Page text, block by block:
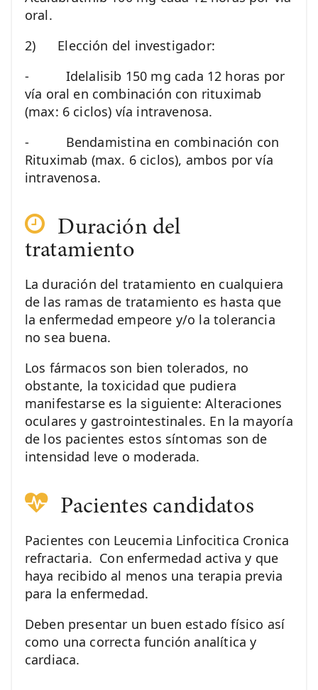
oral.
2) Elección del investigador:
- Idelalisib 150 mg cada 12 horas por
vía oral en combinación con rituximab
(max: 6 ciclos) vía intravenosa.
- Bendamistina en combinación con
Rituximab (max. 6 ciclos), ambos por vía
intravenosa.
Duración del
tratamiento
La duración del tratamiento en cualquiera
de las ramas de tratamiento es hasta que
la enfermedad empeore y/o la tolerancia
no sea buena.
Los fármacos son bien tolerados, no
obstante, la toxicidad que pudiera
manifestarse es la siguiente: Alteraciones
oculares y gastrointestinales. En la mayoría
de los pacientes estos síntomas son de
intensidad leve o moderada.
Pacientes candidatos
Pacientes con Leucemia Linfocitica Cronica
refractaria. Con enfermedad activa y que
haya recibido al menos una terapia previa
para la enfermedad.
Deben presentar un buen estado físico así
como una correcta función analítica y
cardiaca.